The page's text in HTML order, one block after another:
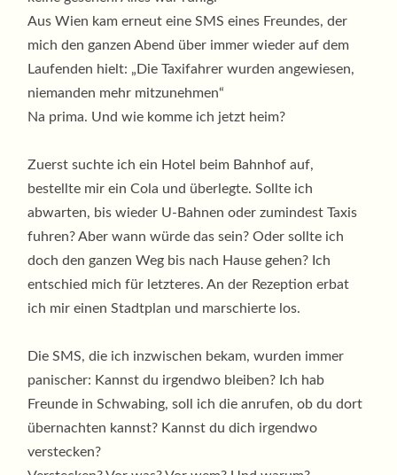
Aus Wien kam erneut eine SMS eines Freundes, der
mich den ganzen Abend über immer wieder auf dem
Laufenden hielt: „Die Taxifahrer wurden angewiesen,
niemanden mehr mitzunehmen“
Na prima. Und wie komme ich jetzt heim?
Zuerst suchte ich ein Hotel beim Bahnhof auf,
bestellte mir ein Cola und überlegte. Sollte ich
abwarten, bis wieder U-Bahnen oder zumindest Taxis
fuhren? Aber wann würde das sein? Oder sollte ich
doch den ganzen Weg bis nach Hause gehen? Ich
entschied mich für letzteres. An der Rezeption erbat
ich mir einen Stadtplan und marschierte los.
Die SMS, die ich inzwischen bekam, wurden immer
panischer: Kannst du irgendwo bleiben? Ich hab
Freunde in Schwabing, soll ich die anrufen, ob du dort
übernachten kannst? Kannst du dich irgendwo
verstecken?